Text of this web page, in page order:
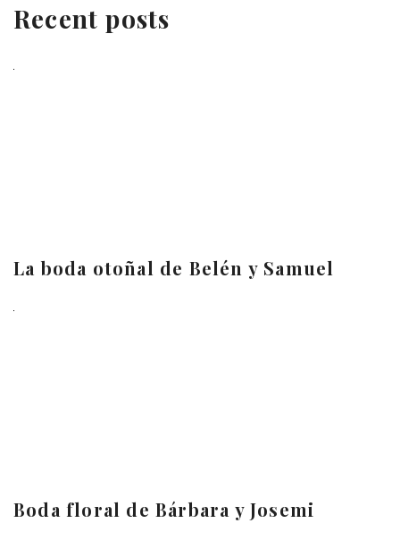
Recent posts
La boda otoñal de Belén y Samuel
Boda floral de Bárbara y Josemi